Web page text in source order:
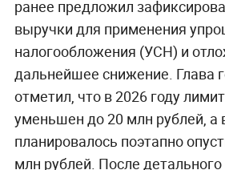
ранее предложил
выручки для применения
налогообложения (УСН) и
дальнейшее снижение. Глава
отметил, что в 2026 году
уменьшен до 20 млн рублей, а
планировалось поэтапно
млн рублей. После